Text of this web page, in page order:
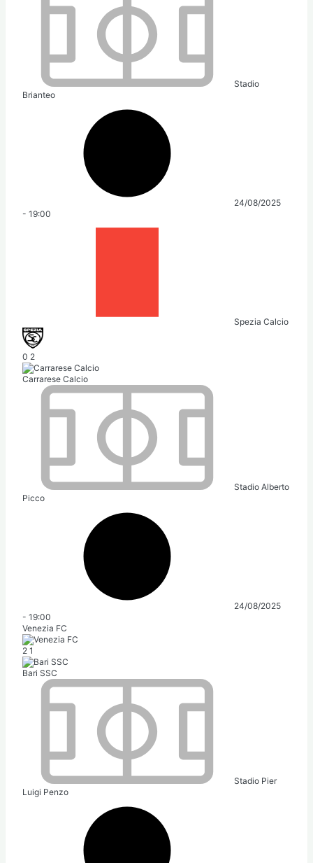
Stadio
Brianteo
24/08/2025
- 19:00
Spezia Calcio
0 2
Carrarese Calcio
Stadio Alberto
Picco
24/08/2025
- 19:00
Venezia FC
2 1
Bari SSC
Stadio Pier
Luigi Penzo